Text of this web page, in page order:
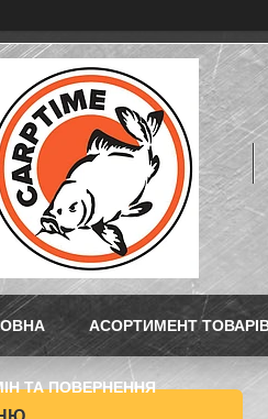
АСОРТИМЕНТ
ТА ПОВЕРНЕННЯ